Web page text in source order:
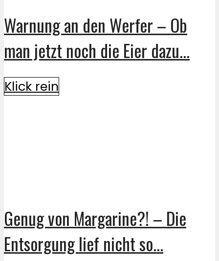
Warnung an den Werfer – Ob
man jetzt noch die Eier dazu...
Klick rein
Genug von Margarine?! – Die
Entsorgung lief nicht so...